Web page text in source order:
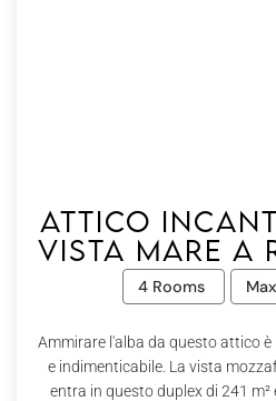
Attico
vista mare a
4 Rooms
Ammirare l'alba da questo attico
e indimenticabile. La vista
entra in questo duplex di 241